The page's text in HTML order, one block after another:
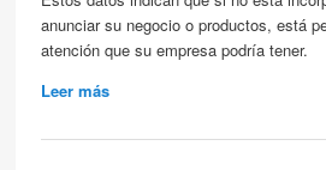
anunciar su negocio o productos, está
atención que su empresa podría tener.
Leer más